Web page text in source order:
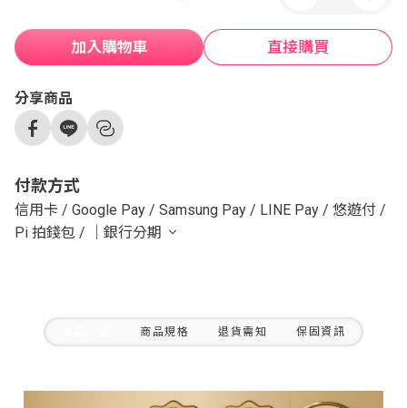
加入購物車 直接購買
分享商品
付款方式
信用卡 / Google Pay / Samsung Pay / LINE Pay / 悠遊付 /
Pi 拍錢包 / ｜銀行分期
商品規格 退貨需知 保固資訊